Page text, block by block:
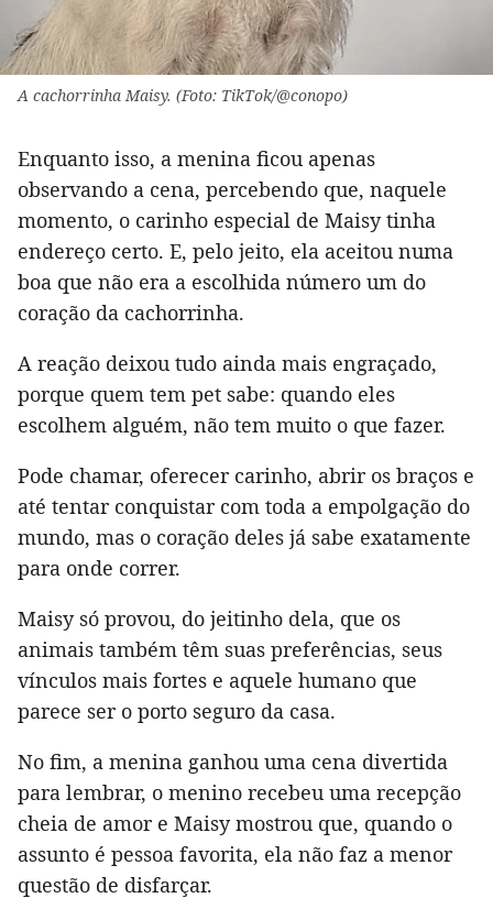
A cachorrinha Maisy. (Foto: TikTok/@conopo)
Enquanto isso, a menina ficou apenas
observando a cena, percebendo que, naquele
momento, o carinho especial de Maisy tinha
endereço certo. E, pelo jeito, ela aceitou numa
boa que não era a escolhida número um do
coração da cachorrinha.
A reação deixou tudo ainda mais engraçado,
porque quem tem pet sabe: quando eles
escolhem alguém, não tem muito o que fazer.
Pode chamar, oferecer carinho, abrir os braços e
até tentar conquistar com toda a empolgação do
mundo, mas o coração deles já sabe exatamente
para onde correr.
Maisy só provou, do jeitinho dela, que os
animais também têm suas preferências, seus
vínculos mais fortes e aquele humano que
parece ser o porto seguro da casa.
No fim, a menina ganhou uma cena divertida
para lembrar, o menino recebeu uma recepção
cheia de amor e Maisy mostrou que, quando o
assunto é pessoa favorita, ela não faz a menor
questão de disfarçar.